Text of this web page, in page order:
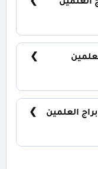
العلمين
العلمين